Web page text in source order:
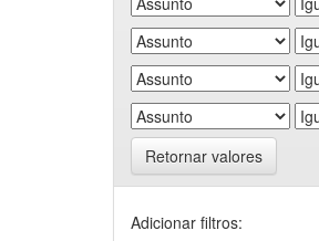
Retornar valores
Adicionar filtros: